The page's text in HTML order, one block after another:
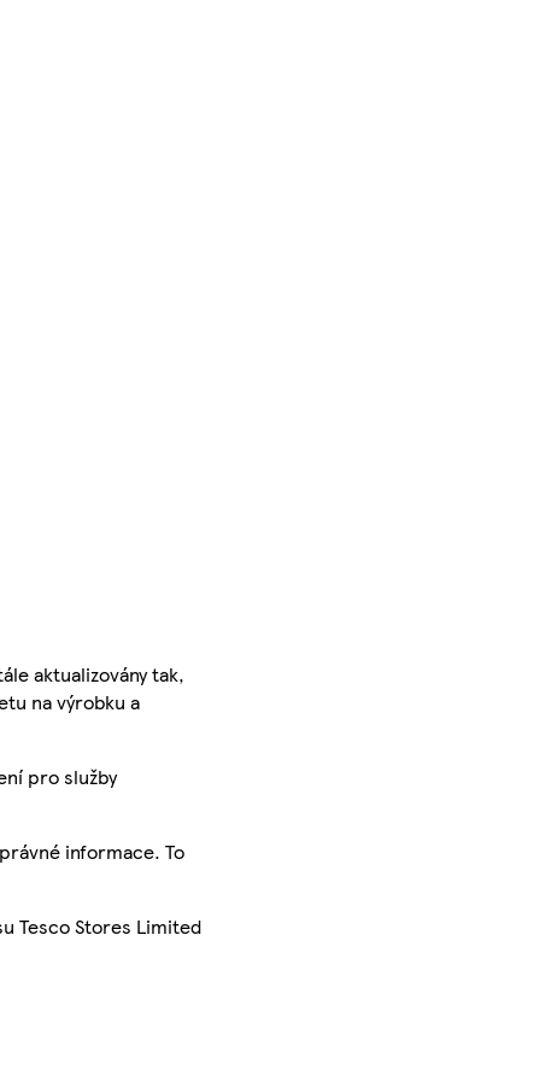
aktualizovány tak,
na výrobku a
pro služby
informace. To
Tesco Stores Limited